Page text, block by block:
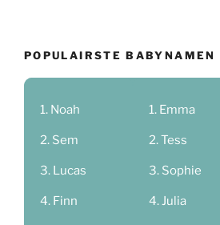
POPULAIRSTE BABYNAMEN
Noah
Sem
Lucas
Finn
Emma
Tess
Sophie
Julia